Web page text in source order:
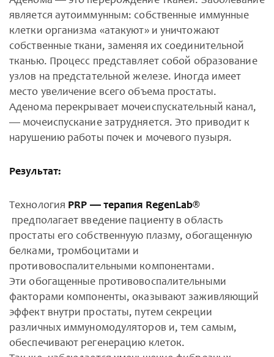
является аутоиммунным: собственные иммунные
клетки организма «атакуют» и уничтожают
собственные ткани, заменяя их соединительной
тканью. Процесс представляет собой образование
узлов на предстательной железе. Иногда имеет
место увеличение всего объема простаты.
Аденома перекрывает мочеиспускательный канал,
— мочеиспускание затрудняется. Это приводит к
нарушению работы почек и мочевого пузыря.
Результат:
Технология PRP — терапия RegenLab®
предполагает введение пациенту в область
простаты его собственнуую плазму, обогащенную
белками, тромбоцитами и
противовоспалительными компонентами.
Эти обогащенные противовоспалительными
факторами компоненты, оказывают заживляющий
эффект внутри простаты, путем секреции
различных иммуномодуляторов и, тем самым,
обеспечивают регенерацию клеток.